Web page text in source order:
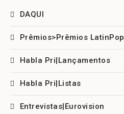
DAQUI
Prêmios>Prêmios LatinPop
Habla Pri|Lançamentos
Habla Pri|Listas
Entrevistas|Eurovision